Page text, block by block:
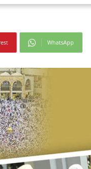
WhatsApp